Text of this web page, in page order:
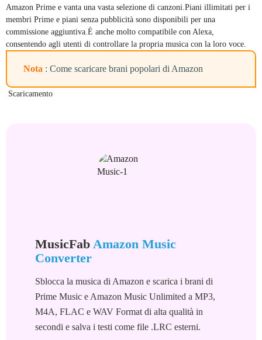
Amazon Prime e vanta una vasta selezione di canzoni.Piani illimitati per i
membri Prime e piani senza pubblicità sono disponibili per una
commissione aggiuntiva.È anche molto compatibile con Alexa,
consentendo agli utenti di controllare la propria musica con la loro voce.
Nota : Come scaricare brani popolari di Amazon
Scaricamento
MusicFab Amazon Music
Converter
Sblocca la musica di Amazon e scarica i brani di
Prime Music e Amazon Music Unlimited a MP3,
M4A, FLAC e WAV Format di alta qualità in
secondi e salva i testi come file .LRC esterni.